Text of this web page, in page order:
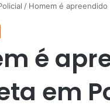
/ Homem é
é
em